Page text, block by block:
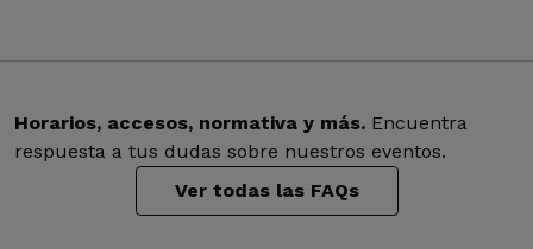
Horarios, accesos, normativa y más. Encuentra
respuesta a tus dudas sobre nuestros eventos.
Ver todas las FAQs